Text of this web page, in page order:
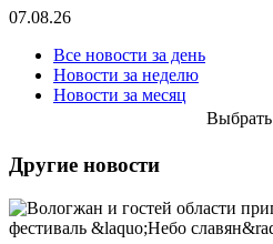
07.08.26
Все новости за день
Новости за неделю
Новости за месяц
Выбрать
Другие новости